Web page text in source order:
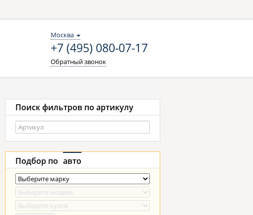
Москва
+7 (495) 080-07-17
Обратный звонок
Поиск фильтров по артикулу
Подбор по авто